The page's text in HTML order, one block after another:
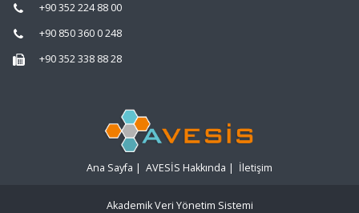
+90 352 224 88 00
+90 850 360 0 248
+90 352 338 88 28
Ana Sayfa | AVESİS Hakkında | İletişim
Akademik Veri Yönetim Sistemi